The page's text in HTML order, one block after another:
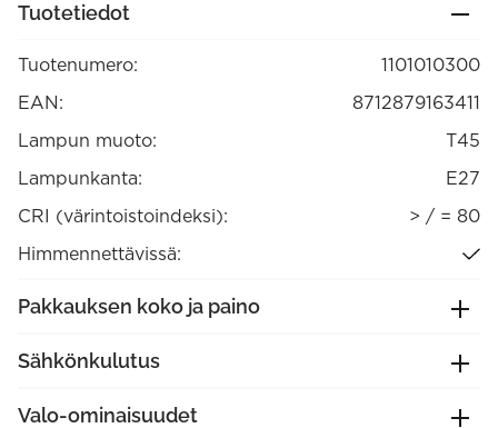
240V
määrä
Tuotetiedot
Tuotenumero:
1101010300
EAN:
8712879163411
Lampun muoto:
T45
Lampunkanta:
E27
CRI (värintoistoindeksi):
> / = 80
Himmennettävissä:
Pakkauksen koko ja paino
Sähkönkulutus
Valo-ominaisuudet